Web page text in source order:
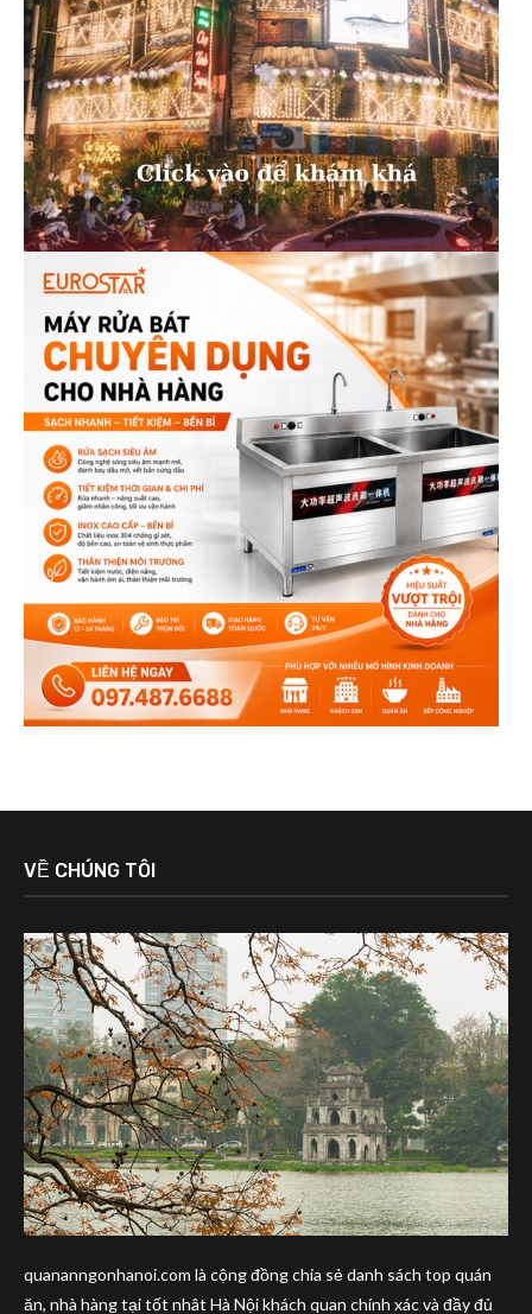
VỀ CHÚNG TÔI
quananngonhanoi.com là cộng đồng chia sẻ danh sách top quán
ăn, nhà hàng tại tốt nhât Hà Nội khách quan chính xác và đầy đủ